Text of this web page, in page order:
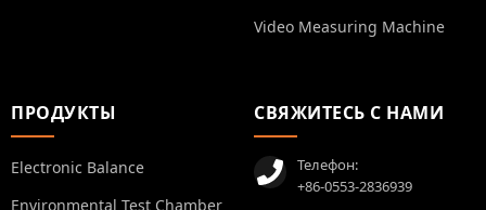
Video Measuring Machine
ПРОДУКТЫ
Electronic Balance
Environmental Test Chamber
СВЯЖИТЕСЬ С НАМИ
Телефон:
+86-0553-2836939